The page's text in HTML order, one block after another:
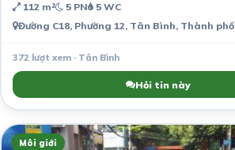
112 m² 5 PN 5 WC
Đường C18, Phường 12, Tân Bình, Thành
372 lượt xem · Tân Bình
Hỏi tin này
Môi giới